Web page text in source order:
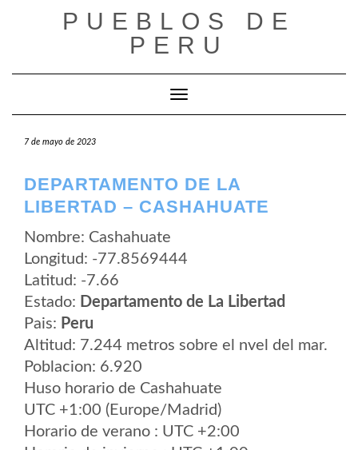
PUEBLOS DE
PERU
Cambiar modo de navegación
7 de mayo de 2023
DEPARTAMENTO DE LA
LIBERTAD – CASHAHUATE
Nombre: Cashahuate
Longitud: -77.8569444
Latitud: -7.66
Estado: Departamento de La Libertad
Pais: Peru
Altitud: 7.244 metros sobre el nvel del mar.
Poblacion: 6.920
Huso horario de Cashahuate
UTC +1:00 (Europe/Madrid)
Horario de verano : UTC +2:00